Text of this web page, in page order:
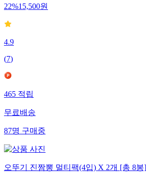
22%15,500원
4.9
(7)
465적립
무료배송
87명구매중
오뚜기 진짬뽕 멀티팩(4입) X 2개 [총 8봉]